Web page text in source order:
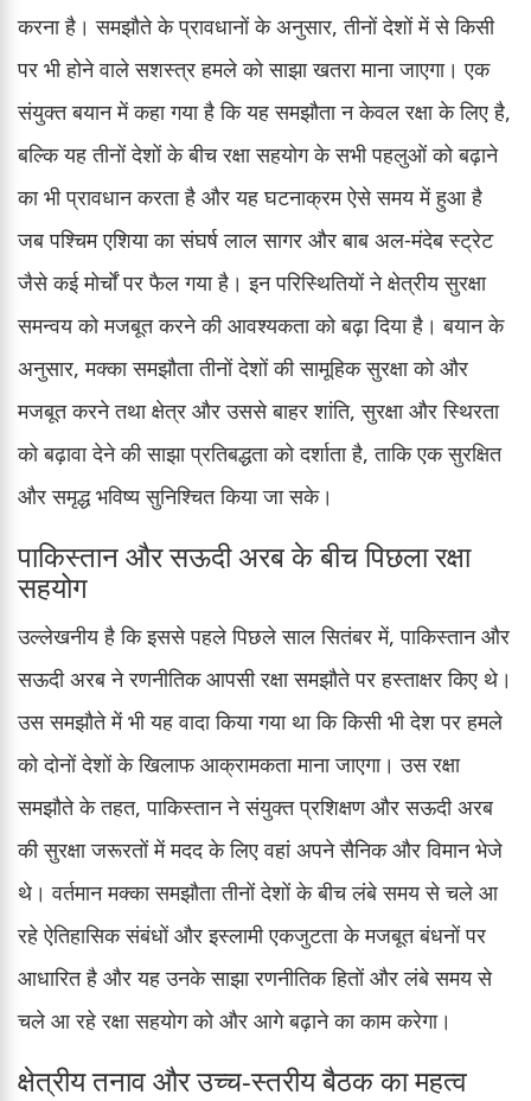
करना है। समझौते के प्रावधानों के अनुसार, तीनों देशों में से किसी
पर भी होने वाले सशस्त्र हमले को साझा खतरा माना जाएगा। एक
संयुक्त बयान में कहा गया है कि यह समझौता न केवल रक्षा के लिए है,
बल्कि यह तीनों देशों के बीच रक्षा सहयोग के सभी पहलुओं को बढ़ाने
का भी प्रावधान करता है और यह घटनाक्रम ऐसे समय में हुआ है
जब पश्चिम एशिया का संघर्ष लाल सागर और बाब अल-मंदेब स्ट्रेट
जैसे कई मोर्चों पर फैल गया है। इन परिस्थितियों ने क्षेत्रीय सुरक्षा
समन्वय को मजबूत करने की आवश्यकता को बढ़ा दिया है। बयान के
अनुसार, मक्का समझौता तीनों देशों की सामूहिक सुरक्षा को और
मजबूत करने तथा क्षेत्र और उससे बाहर शांति, सुरक्षा और स्थिरता
को बढ़ावा देने की साझा प्रतिबद्धता को दर्शाता है, ताकि एक सुरक्षित
और समृद्ध भविष्य सुनिश्चित किया जा सके।
पाकिस्तान और सऊदी अरब के बीच पिछला रक्षा
सहयोग
उल्लेखनीय है कि इससे पहले पिछले साल सितंबर में, पाकिस्तान और
सऊदी अरब ने रणनीतिक आपसी रक्षा समझौते पर हस्ताक्षर किए थे।
उस समझौते में भी यह वादा किया गया था कि किसी भी देश पर हमले
को दोनों देशों के खिलाफ आक्रामकता माना जाएगा। उस रक्षा
समझौते के तहत, पाकिस्तान ने संयुक्त प्रशिक्षण और सऊदी अरब
की सुरक्षा जरूरतों में मदद के लिए वहां अपने सैनिक और विमान भेजे
थे। वर्तमान मक्का समझौता तीनों देशों के बीच लंबे समय से चले आ
रहे ऐतिहासिक संबंधों और इस्लामी एकजुटता के मजबूत बंधनों पर
आधारित है और यह उनके साझा रणनीतिक हितों और लंबे समय से
चले आ रहे रक्षा सहयोग को और आगे बढ़ाने का काम करेगा।
क्षेत्रीय तनाव और उच्च-स्तरीय बैठक का महत्व